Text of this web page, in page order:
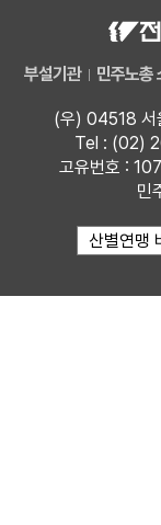
부설기관 민주노총
(우) 04518 서
Tel : (02)
고유번호 :
민
업무